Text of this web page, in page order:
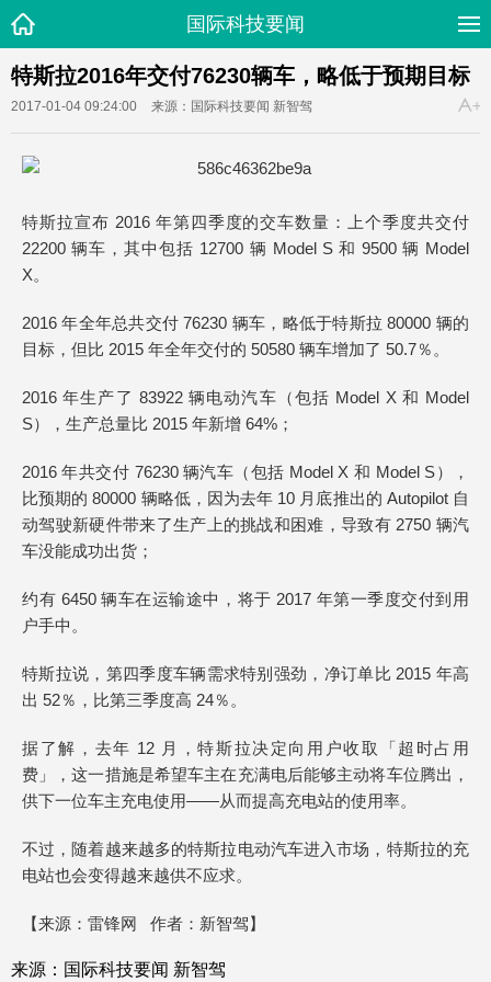
国际科技要闻
特斯拉2016年交付76230辆车，略低于预期目标
2017-01-04 09:24:00 来源：国际科技要闻 新智驾
特斯拉宣布 2016 年第四季度的交车数量：上个季度共交付
22200 辆车，其中包括 12700 辆 Model S 和 9500 辆 Model
X。
2016 年全年总共交付 76230 辆车，略低于特斯拉 80000 辆的
目标，但比 2015 年全年交付的 50580 辆车增加了 50.7％。
2016 年生产了 83922 辆电动汽车（包括 Model X 和 Model
S），生产总量比 2015 年新增 64%；
2016 年共交付 76230 辆汽车（包括 Model X 和 Model S），
比预期的 80000 辆略低，因为去年 10 月底推出的 Autopilot 自
动驾驶新硬件带来了生产上的挑战和困难，导致有 2750 辆汽
车没能成功出货；
约有 6450 辆车在运输途中，将于 2017 年第一季度交付到用
户手中。
特斯拉说，第四季度车辆需求特别强劲，净订单比 2015 年高
出 52％，比第三季度高 24％。
据了解，去年 12 月，特斯拉决定向用户收取「超时占用
费」，这一措施是希望车主在充满电后能够主动将车位腾出，
供下一位车主充电使用——从而提高充电站的使用率。
不过，随着越来越多的特斯拉电动汽车进入市场，特斯拉的充
电站也会变得越来越供不应求。
【来源：雷锋网 作者：新智驾】
来源：国际科技要闻 新智驾